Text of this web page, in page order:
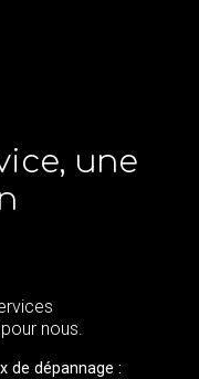
une
nous.
de dépannage :